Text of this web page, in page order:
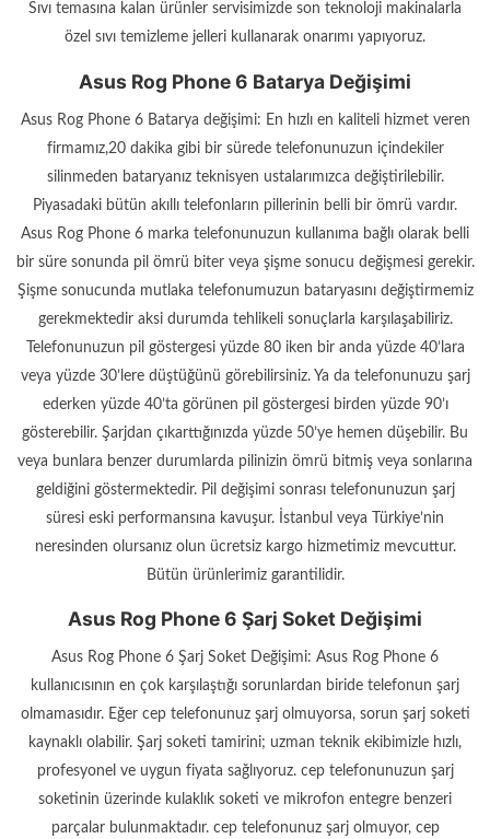
Sıvı temasına kalan ürünler servisimizde son teknoloji makinalarla
özel sıvı temizleme jelleri kullanarak onarımı yapıyoruz.
Asus Rog Phone 6 Batarya Değişimi
Asus Rog Phone 6 Batarya değişimi: En hızlı en kaliteli hizmet veren
firmamız,20 dakika gibi bir sürede telefonunuzun içindekiler
silinmeden bataryanız teknisyen ustalarımızca değiştirilebilir.
Piyasadaki bütün akıllı telefonların pillerinin belli bir ömrü vardır.
Asus Rog Phone 6 marka telefonunuzun kullanıma bağlı olarak belli
bir süre sonunda pil ömrü biter veya şişme sonucu değişmesi gerekir.
Şişme sonucunda mutlaka telefonumuzun bataryasını değiştirmemiz
gerekmektedir aksi durumda tehlikeli sonuçlarla karşılaşabiliriz.
Telefonunuzun pil göstergesi yüzde 80 iken bir anda yüzde 40’lara
veya yüzde 30’lere düştüğünü görebilirsiniz. Ya da telefonunuzu şarj
ederken yüzde 40’ta görünen pil göstergesi birden yüzde 90’ı
gösterebilir. Şarjdan çıkarttığınızda yüzde 50’ye hemen düşebilir. Bu
veya bunlara benzer durumlarda pilinizin ömrü bitmiş veya sonlarına
geldiğini göstermektedir. Pil değişimi sonrası telefonunuzun şarj
süresi eski performansına kavuşur. İstanbul veya Türkiye’nin
neresinden olursanız olun ücretsiz kargo hizmetimiz mevcuttur.
Bütün ürünlerimiz garantilidir.
Asus Rog Phone 6 Şarj Soket Değişimi
Asus Rog Phone 6 Şarj Soket Değişimi: Asus Rog Phone 6
kullanıcısının en çok karşılaştığı sorunlardan biride telefonun şarj
olmamasıdır. Eğer cep telefonunuz şarj olmuyorsa, sorun şarj soketi
kaynaklı olabilir. Şarj soketi tamirini; uzman teknik ekibimizle hızlı,
profesyonel ve uygun fiyata sağlıyoruz. cep telefonunuzun şarj
soketinin üzerinde kulaklık soketi ve mikrofon entegre benzeri
parçalar bulunmaktadır. cep telefonunuz şarj olmuyor, cep